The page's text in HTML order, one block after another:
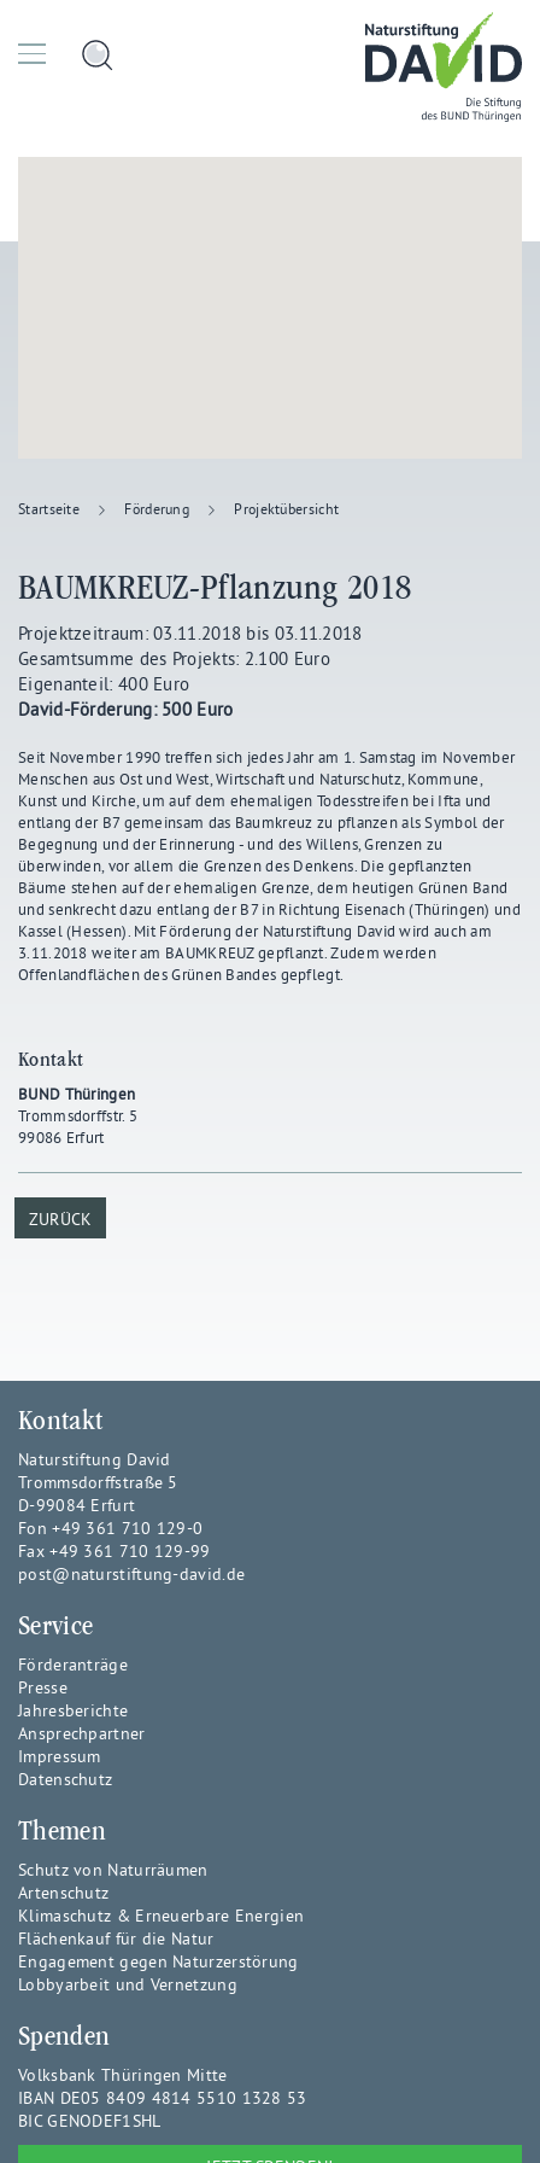
Startseite Förderung Projektübersicht
BAUMKREUZ-Pflanzung 2018
Projektzeitraum: 03.11.2018 bis 03.11.2018
Gesamtsumme des Projekts: 2.100 Euro
Eigenanteil: 400 Euro
David-Förderung: 500 Euro
Seit November 1990 treffen sich jedes Jahr am 1. Samstag im November
Menschen aus Ost und West, Wirtschaft und Naturschutz, Kommune,
Kunst und Kirche, um auf dem ehemaligen Todesstreifen bei Ifta und
entlang der B7 gemeinsam das Baumkreuz zu pflanzen als Symbol der
Begegnung und der Erinnerung - und des Willens, Grenzen zu
überwinden, vor allem die Grenzen des Denkens. Die gepflanzten
Bäume stehen auf der ehemaligen Grenze, dem heutigen Grünen Band
und senkrecht dazu entlang der B7 in Richtung Eisenach (Thüringen) und
Kassel (Hessen). Mit Förderung der Naturstiftung David wird auch am
3.11.2018 weiter am BAUMKREUZ gepflanzt. Zudem werden
Offenlandflächen des Grünen Bandes gepflegt.
Kontakt
BUND Thüringen
Trommsdorffstr. 5
99086 Erfurt
ZURÜCK
Kontakt
Naturstiftung David
Trommsdorffstraße 5
D-99084 Erfurt
Fon +49 361 710 129-0
Fax +49 361 710 129-99
post@naturstiftung-david.de
Service
Förderanträge
Presse
Jahresberichte
Ansprechpartner
Impressum
Datenschutz
Themen
Schutz von Naturräumen
Artenschutz
Klimaschutz & Erneuerbare Energien
Flächenkauf für die Natur
Engagement gegen Naturzerstörung
Lobbyarbeit und Vernetzung
Spenden
Volksbank Thüringen Mitte
IBAN DE05 8409 4814 5510 1328 53
BIC GENODEF1SHL